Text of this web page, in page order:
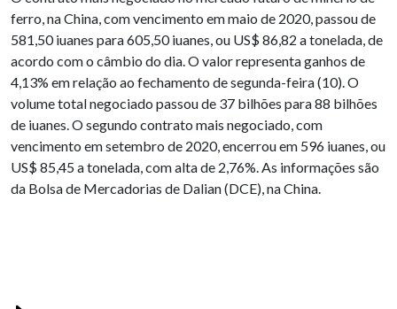
ferro, na China, com vencimento em maio de 2020, passou de
581,50 iuanes para 605,50 iuanes, ou US$ 86,82 a tonelada, de
acordo com o câmbio do dia. O valor representa ganhos de
4,13% em relação ao fechamento de segunda-feira (10). O
volume total negociado passou de 37 bilhões para 88 bilhões
de iuanes. O segundo contrato mais negociado, com
vencimento em setembro de 2020, encerrou em 596 iuanes, ou
US$ 85,45 a tonelada, com alta de 2,76%. As informações são
da Bolsa de Mercadorias de Dalian (DCE), na China.